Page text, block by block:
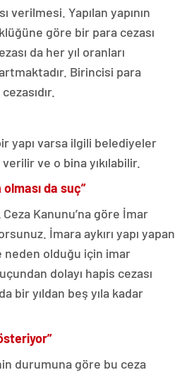
verilmesi. Yapılan yapının
göre bir para cezası
da her yıl oranları
Birincisi para
yapı varsa ilgili belediyeler
ve o bina yıkılabilir.
da suç”
Kanunu’na göre İmar
İmara aykırı yapı yapan
olduğu için imar
dolayı hapis cezası
bir yıldan beş yıla kadar
durumuna göre bu ceza